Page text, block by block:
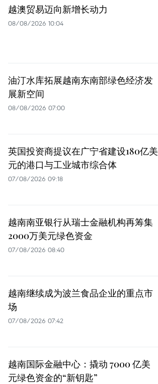
越澳贸易迈向新增长动力
08/08/2026 10:04
油汀水库拓展越南东南部绿色经济发
展新空间
08/08/2026 07:00
英国投资商提议在广宁省建设180亿美
元的港口与工业城市综合体
07/08/2026 09:18
越南南亚银行从瑞士金融机构再筹集
2000万美元绿色资金
07/08/2026 08:40
越南继续成为波兰食品企业的重点市
场
07/08/2026 07:42
越南国际金融中心：撬动 7000 亿美
元绿色资金的“新钥匙”